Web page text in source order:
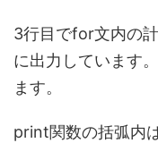
3行目でfor文内の
に出力しています
ます。
print関数の括弧内